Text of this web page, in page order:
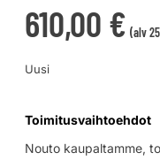
610,00 € (alv
Uusi
Toimitusvaihtoehdot
Nouto kaupaltamme,